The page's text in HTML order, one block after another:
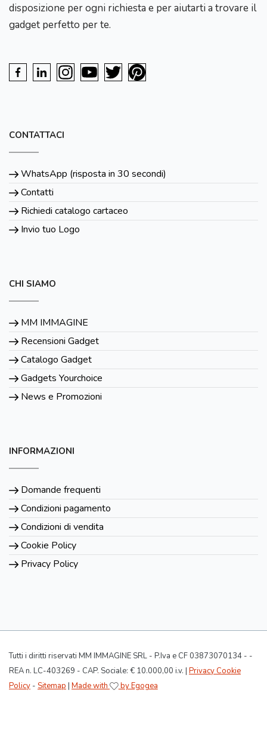
disposizione per ogni richiesta e per aiutarti a trovare il
gadget perfetto per te.
CONTATTACI
WhatsApp (risposta in 30 secondi)
Contatti
Richiedi catalogo cartaceo
Invio tuo Logo
CHI SIAMO
MM IMMAGINE
Recensioni Gadget
Catalogo Gadget
Gadgets Yourchoice
News e Promozioni
INFORMAZIONI
Domande frequenti
Condizioni pagamento
Condizioni di vendita
Cookie Policy
Privacy Policy
Tutti i diritti riservati MM IMMAGINE SRL - P.Iva e CF 03873070134 - -
REA n. LC-403269 - CAP. Sociale: € 10.000,00 i.v. | Privacy Cookie
Policy - Sitemap | Made with by Egogea